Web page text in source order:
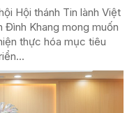
Hội thánh Tin lành Việt
Khang mong muốn
thực hóa mục tiêu